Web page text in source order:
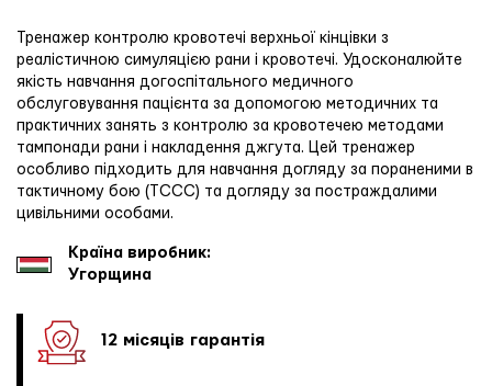
Тренажер контролю кровотечі верхньої кінцівки з
реалістичною симуляцією рани і кровотечі. Удосконалюйте
якість навчання догоспітального медичного
обслуговування пацієнта за допомогою методичних та
практичних занять з контролю за кровотечею методами
тампонади рани і накладення джгута. Цей тренажер
особливо підходить для навчання догляду за пораненими в
тактичному бою (TCCC) та догляду за постраждалими
цивільними особами.
Країна виробник:
Угорщина
12 місяців гарантія